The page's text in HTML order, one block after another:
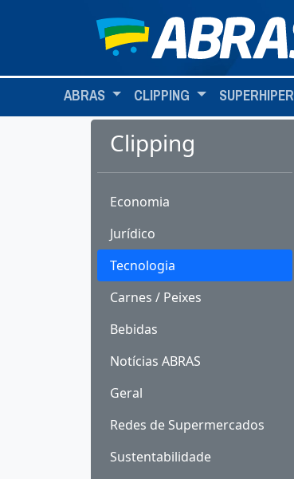
ABRAS CLIPPING SUPERHIPER
Clipping
Economia
Jurídico
Tecnologia
Carnes / Peixes
Bebidas
Notícias ABRAS
Geral
Redes de Supermercados
Sustentabilidade